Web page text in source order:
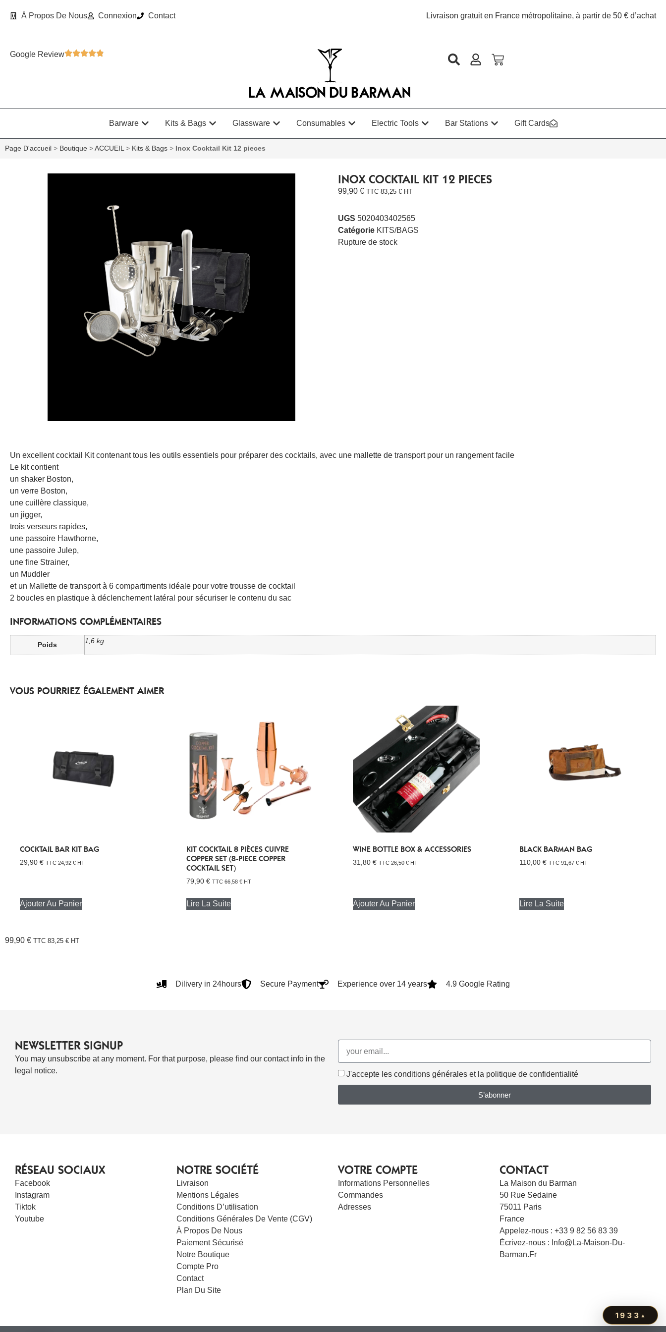
À Propos De Nous Connexion Contact Livraison gratuit en France métropolitaine, à partir de 50 € d’achat
Google Review
Barware Kits & Bags Glassware Consumables Electric Tools Bar Stations Gift Cards
Page D'accueil > Boutique > ACCUEIL> Kits & Bags > Inox Cocktail Kit 12 pieces
INOX COCKTAIL KIT 12 PIECES
99,90 € TTC 83,25 € HT
UGS 5020403402565
Catégorie KITS/BAGS
Rupture de stock
Un excellent cocktail Kit contenant tous les outils essentiels pour préparer des cocktails, avec une mallette de transport pour un rangement facile
Le kit contient
un shaker Boston,
un verre Boston,
une cuillère classique,
un jigger,
trois verseurs rapides,
une passoire Hawthorne,
une passoire Julep,
une fine Strainer,
un Muddler
et un Mallette de transport à 6 compartiments idéale pour votre trousse de cocktail
2 boucles en plastique à déclenchement latéral pour sécuriser le contenu du sac
INFORMATIONS COMPLÉMENTAIRES
Poids 1,6 kg
VOUS POURRIEZ ÉGALEMENT AIMER
COCKTAIL BAR KIT BAG
29,90 € TTC 24,92 € HT
Ajouter Au Panier
KIT COCKTAIL 8 PIÈCES CUIVRE
COPPER SET (8-PIECE COPPER
COCKTAIL SET)
79,90 € TTC 66,58 € HT
Lire La Suite
WINE BOTTLE BOX & ACCESSORIES
31,80 € TTC 26,50 € HT
Ajouter Au Panier
BLACK BARMAN BAG
110,00 € TTC 91,67 € HT
Lire La Suite
99,90 € TTC 83,25 € HT
Dilivery in 24hours Secure Payment Experience over 14 years 4.9 Google Rating
NEWSLETTER SIGNUP
You may unsubscribe at any moment. For that purpose, please find our contact info in the
legal notice.
J'accepte les conditions générales et la politique de confidentialité
S’abonner
RÉSEAU SOCIAUX
Facebook
Instagram
Tiktok
Youtube
NOTRE SOCIÉTÉ
Livraison
Mentions Légales
Conditions D’utilisation
Conditions Générales De Vente (CGV)
À Propos De Nous
Paiement Sécurisé
Notre Boutique
Compte Pro
Contact
Plan Du Site
VOTRE COMPTE
Informations Personnelles
Commandes
Adresses
CONTACT
La Maison du Barman
50 Rue Sedaine
75011 Paris
France
Appelez-nous : +33 9 82 56 83 39
Écrivez-nous : Info@la-Maison-Du-
Barman.fr
1933 ▴